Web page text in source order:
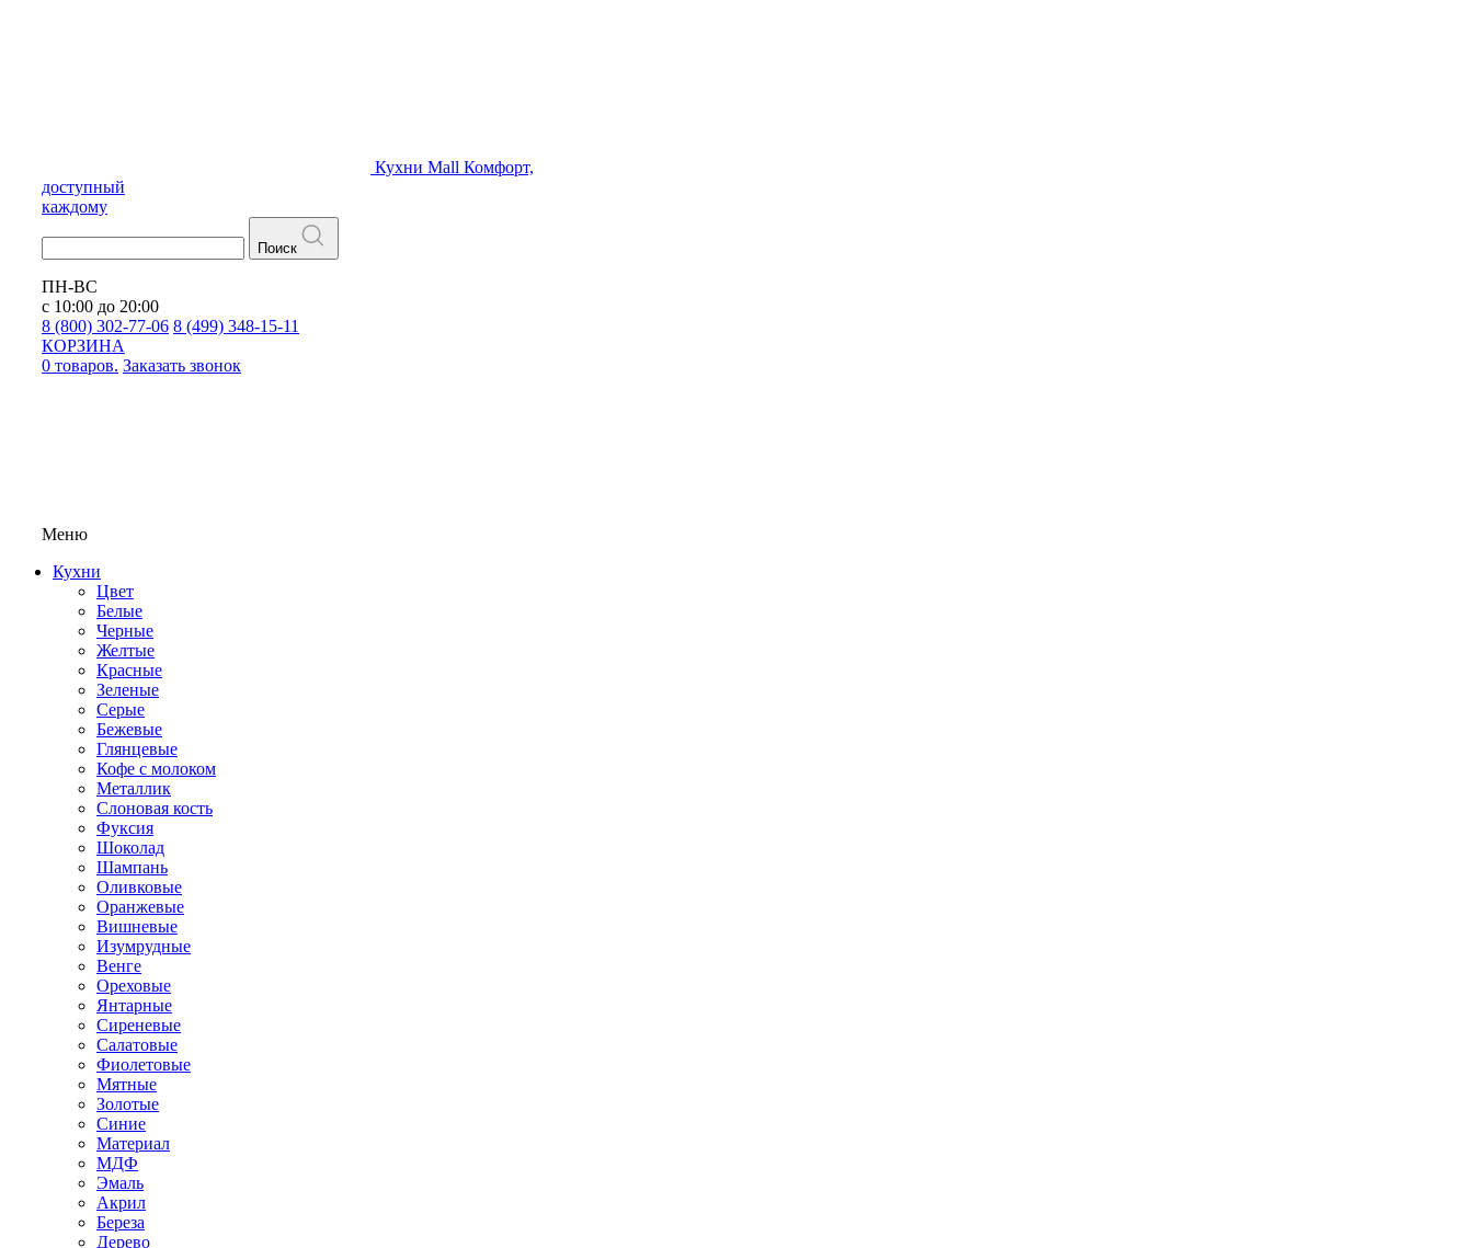
Кухни Mall Комфорт,
доступный
каждому
Поиск
ПН-ВС
с 10:00 до 20:00
8 (800) 302-77-06 8 (499) 348-15-11
КОРЗИНА
0 товаров. Заказать звонок
Меню
Кухни
Цвет
Белые
Черные
Желтые
Красные
Зеленые
Серые
Бежевые
Глянцевые
Кофе с молоком
Металлик
Слоновая кость
Фуксия
Шоколад
Шампань
Оливковые
Оранжевые
Вишневые
Изумрудные
Венге
Ореховые
Янтарные
Сиреневые
Салатовые
Фиолетовые
Мятные
Золотые
Синие
Материал
МДФ
Эмаль
Акрил
Береза
Дерево